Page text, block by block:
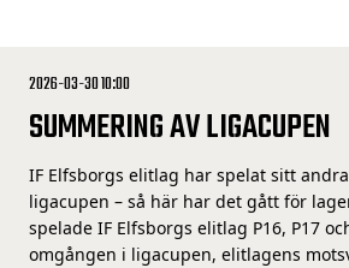
2026-03-30 10:00
SUMMERING AV LIGACUPEN
IF Elfsborgs elitlag har spelat sitt
ligacupen – så här har det gått för
spelade IF Elfsborgs elitlag P16, P17
omgången i ligacupen, elitlagens